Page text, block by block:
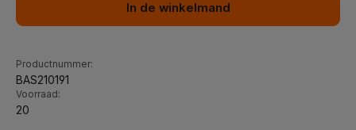
In de winkelmand
Productnummer:
BAS210191
Voorraad:
20